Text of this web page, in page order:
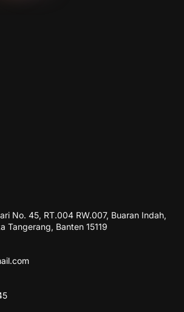
No. 45, RT.004 RW.007, Buaran Indah,
Tangerang, Banten 15119